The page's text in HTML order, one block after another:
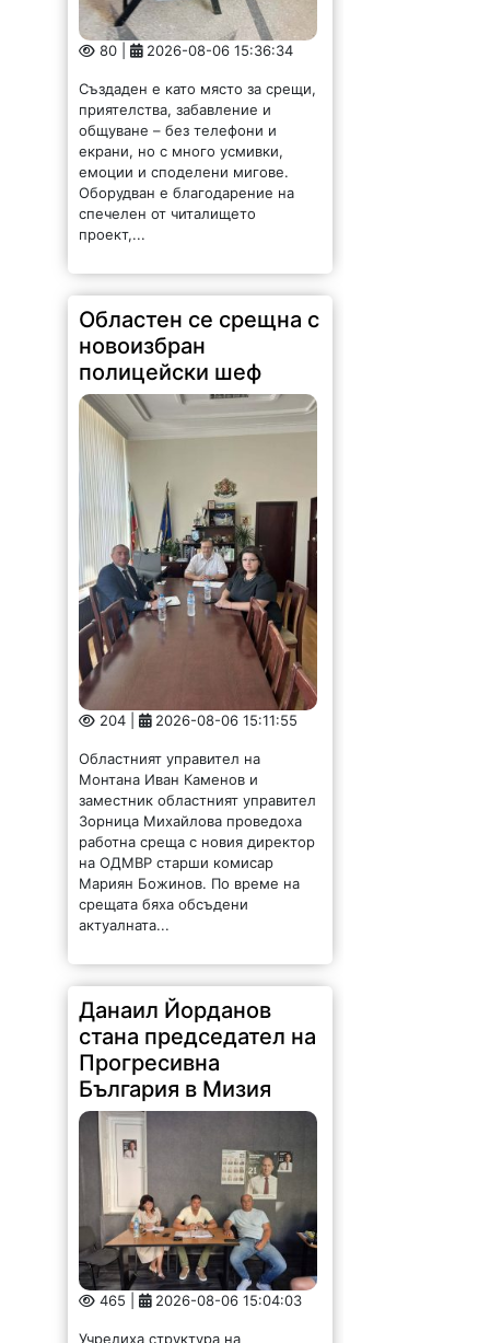
80 | 2026-08-06 15:36:34
Създаден е като място за срещи,
приятелства, забавление и
общуване – без телефони и
екрани, но с много усмивки,
емоции и споделени мигове.
Оборудван е благодарение на
спечелен от читалището
проект,...
Областен се срещна с
новоизбран
полицейски шеф
204 | 2026-08-06 15:11:55
Областният управител на
Монтана Иван Каменов и
заместник областният управител
Зорница Михайлова проведоха
работна среща с новия директор
на ОДМВР старши комисар
Мариян Божинов. По време на
срещата бяха обсъдени
актуалната...
Данаил Йорданов
стана председател на
Прогресивна
България в Мизия
465 | 2026-08-06 15:04:03
Учредиха структура на